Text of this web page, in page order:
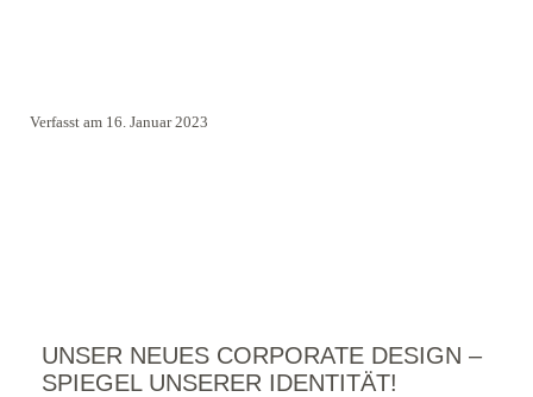
Verfasst am 16. Januar 2023
UNSER NEUES CORPORATE DESIGN –
SPIEGEL UNSERER IDENTITÄT!